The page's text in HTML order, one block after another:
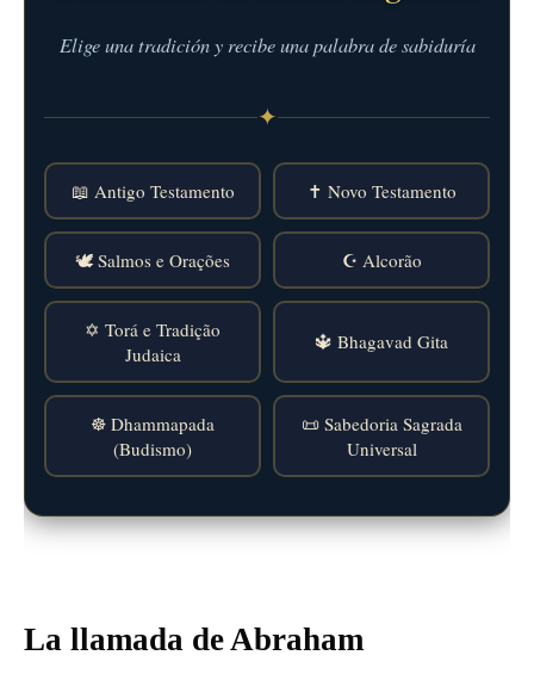
Elige una tradición y recibe una palabra de sabiduría
✦
📖 Antigo Testamento ✝️ Novo Testamento
🕊️ Salmos e Orações ☪️ Alcorão
✡️ Torá e Tradição
Judaica
🔱 Bhagavad Gita
☸️ Dhammapada
(Budismo)
📜 Sabedoria Sagrada
Universal
La llamada de Abraham